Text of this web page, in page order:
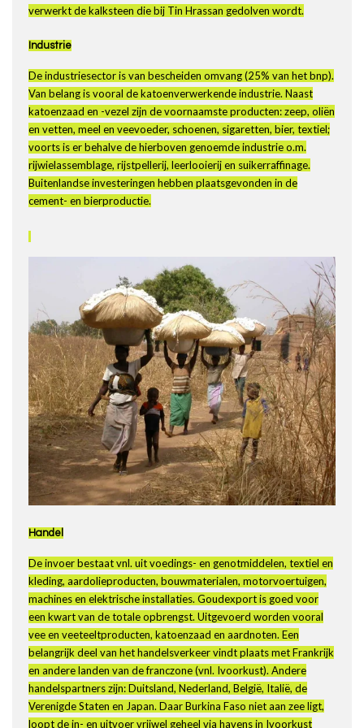
verwerkt de kalksteen die bij Tin Hrassan gedolven wordt.
Industrie
De industriesector is van bescheiden omvang (25% van het bnp).
Van belang is vooral de katoenverwerkende industrie. Naast
katoenzaad en -vezel zijn de voornaamste producten: zeep, oliën
en vetten, meel en veevoeder, schoenen, sigaretten, bier, textiel;
voorts is er behalve de hierboven genoemde industrie o.m.
rijwielassemblage, rijstpellerij, leerlooierij en suikerraffinage.
Buitenlandse investeringen hebben plaatsgevonden in de
cement- en bierproductie.
Handel
De invoer bestaat vnl. uit voedings- en genotmiddelen, textiel en
kleding, aardolieproducten, bouwmaterialen, motorvoertuigen,
machines en elektrische installaties. Goudexport is goed voor
een kwart van de totale opbrengst. Uitgevoerd worden vooral
vee en veeteeltproducten, katoenzaad en aardnoten. Een
belangrijk deel van het handelsverkeer vindt plaats met Frankrijk
en andere landen van de franczone (vnl. Ivoorkust). Andere
handelspartners zijn: Duitsland, Nederland, België, Italië, de
Verenigde Staten en Japan. Daar Burkina Faso niet aan zee ligt,
loopt de in- en uitvoer vrijwel geheel via havens in Ivoorkust